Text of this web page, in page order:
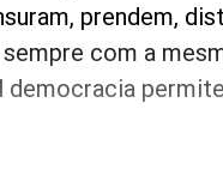
prendem,
com a